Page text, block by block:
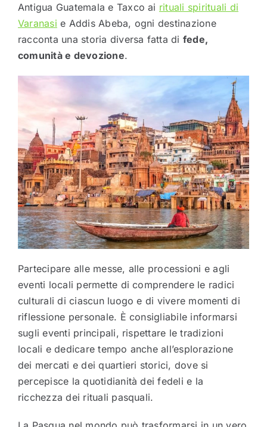
Antigua Guatemala e Taxco ai rituali spirituali di
Varanasi e Addis Abeba, ogni destinazione
racconta una storia diversa fatta di fede,
comunità e devozione.
Partecipare alle messe, alle processioni e agli
eventi locali permette di comprendere le radici
culturali di ciascun luogo e di vivere momenti di
riflessione personale. È consigliabile informarsi
sugli eventi principali, rispettare le tradizioni
locali e dedicare tempo anche all’esplorazione
dei mercati e dei quartieri storici, dove si
percepisce la quotidianità dei fedeli e la
ricchezza dei rituali pasquali.